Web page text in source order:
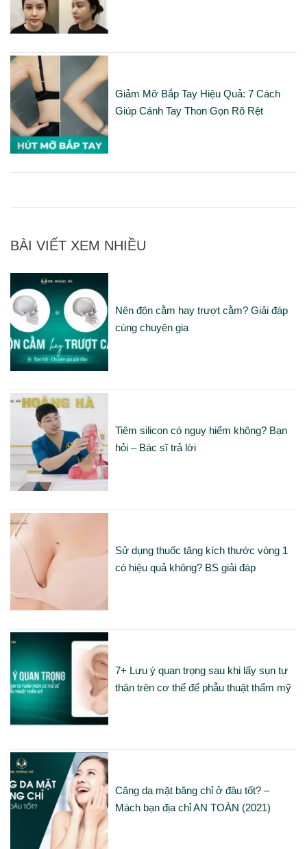
Giảm Mỡ Bắp Tay Hiệu Quả: 7 Cách
Giúp Cánh Tay Thon Gọn Rõ Rệt
BÀI VIẾT XEM NHIỀU
Nên độn cằm hay trượt cằm? Giải đáp
cùng chuyên gia
Tiêm silicon có nguy hiểm không? Bạn
hỏi – Bác sĩ trả lời
Sử dụng thuốc tăng kích thước vòng 1
có hiệu quả không? BS giải đáp
7+ Lưu ý quan trọng sau khi lấy sụn tự
thân trên cơ thể để phẫu thuật thẩm mỹ
Căng da mặt băng chỉ ở đâu tốt? –
Mách bạn địa chỉ AN TOÀN (2021)